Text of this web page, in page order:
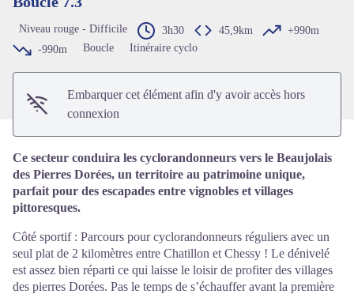
Niveau rouge - Difficile 3h30 45,9km
+990m
-990m
Boucle Itinéraire cyclo
Embarquer cet élément afin d'y avoir accès hors
connexion
Ce secteur conduira les cyclorandonneurs vers le Beaujolais
des Pierres Dorées, un territoire au patrimoine unique,
parfait pour des escapades entre vignobles et villages
pittoresques.
Côté sportif : Parcours pour cyclorandonneurs réguliers avec un
seul plat de 2 kilomètres entre Chatillon et Chessy ! Le dénivelé
est assez bien réparti ce qui laisse le loisir de profiter des villages
des pierres Dorées. Pas le temps de s’échauffer avant la première